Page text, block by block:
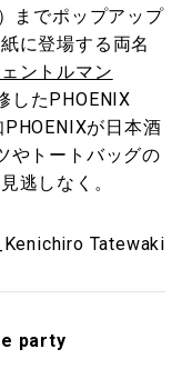
までポップアップ
に登場する両名
ントルマン
したPHOENIX
が日本酒
やトートバッグの
逃しなく。
Tatewaki
party